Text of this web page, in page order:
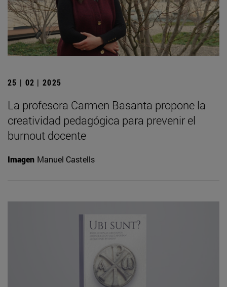
25 | 02 | 2025
La profesora Carmen Basanta propone la
creatividad pedagógica para prevenir el
burnout docente
Imagen Manuel Castells